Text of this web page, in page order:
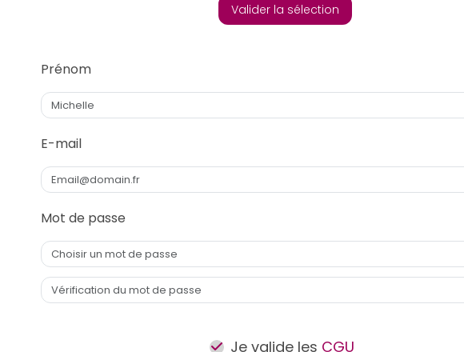
Valider la sélection
Prénom
E-mail
Mot de passe
Je valide les CGU